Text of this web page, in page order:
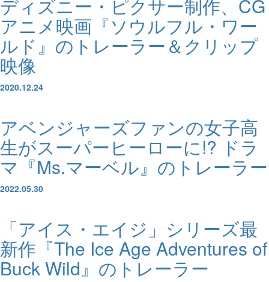
ディズニー・ピクサー制作、CG
アニメ映画『ソウルフル・ワー
ルド』のトレーラー＆クリップ
映像
2020.12.24
アベンジャーズファンの女子高
生がスーパーヒーローに!? ドラ
マ『Ms.マーベル』のトレーラー
2022.05.30
「アイス・エイジ」シリーズ最
新作『The Ice Age Adventures of
Buck Wild』のトレーラー